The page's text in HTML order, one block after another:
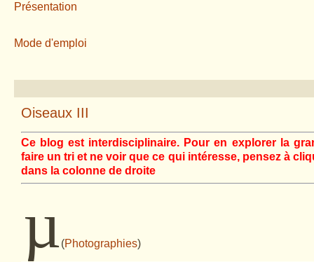
Présentation
Mode d'emploi
Oiseaux III
Ce blog est interdisciplinaire. Pour en explorer la
faire un tri et ne voir que ce qui intéresse, pensez à
dans la colonne de droite
µ (Photographies)